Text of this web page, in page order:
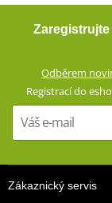
GERMADURA®
Síťová podšívka
TEXLAND®
Vyjímatelné a
Odběrem
Registrací do
Zákaznický servis